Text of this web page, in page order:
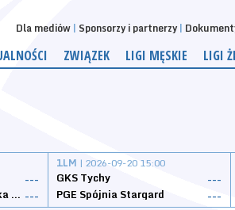
Dla mediów Sponsorzy i partnerzy
ZWIĄZEK LIGI MĘSKIE LIGI
---
Weegree AZS Politechnika Opolska ---
1LM | 2026-09-20 15:00
GKS Tychy
---
PGE Spójnia Stargard
---